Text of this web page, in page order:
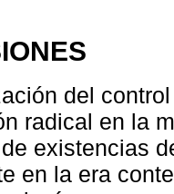
del
radical en la
existencias
en la era